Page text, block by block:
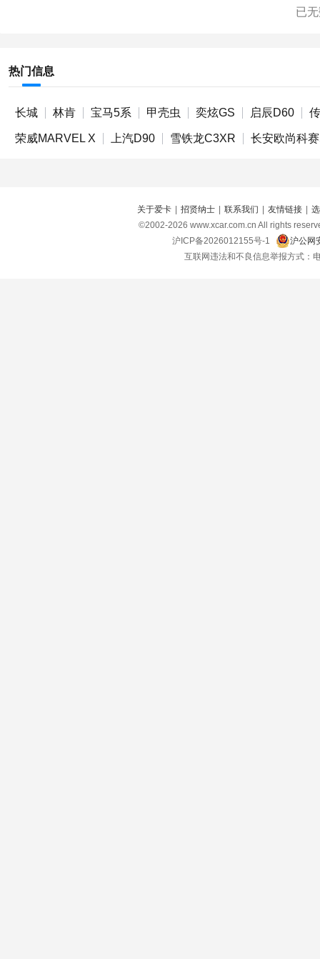
已
热门信息
长城 林肯 宝马5系 甲壳虫 奕炫GS 启辰D60
荣威MARVEL X 上汽D90 雪铁龙C3XR 长安欧尚科
关于爱卡 | 招贤纳士 | 联系我们 | 友情链接 |
©2002-2026 www.xcar.com.cn All rights
沪ICP备2026012155号-1
沪公网
互联网违法和不良信息举报方式：